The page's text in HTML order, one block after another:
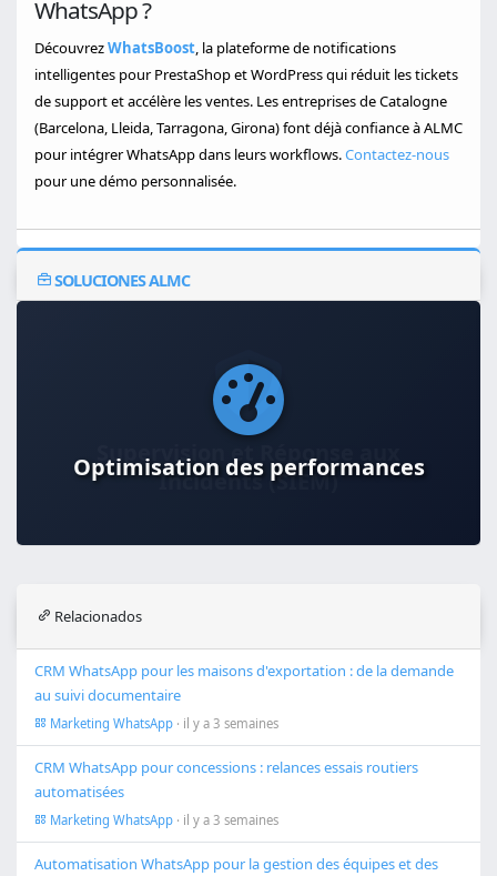
WhatsApp ?
DécouvrezWhatsBoost, la plateforme de notifications
intelligentes pour PrestaShop et WordPress qui réduit les tickets
de support et accélère les ventes. Les entreprises de Catalogne
(Barcelona, Lleida, Tarragona, Girona) font déjà confiance à ALMC
pour intégrer WhatsApp dans leurs workflows.Contactez-nous
pour une démo personnalisée.
SOLUCIONES ALMC
Optimisation des performances
Relacionados
CRM WhatsApp pour les maisons d'exportation : de la demande
au suivi documentaire
Marketing WhatsApp · il y a 3 semaines
CRM WhatsApp pour concessions : relances essais routiers
automatisées
Marketing WhatsApp · il y a 3 semaines
Automatisation WhatsApp pour la gestion des équipes et des